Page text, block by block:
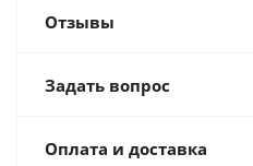
Отзывы
Задать вопрос
Оплата и доставка